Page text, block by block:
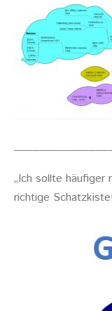
„Ich sollte häufiger
richtige